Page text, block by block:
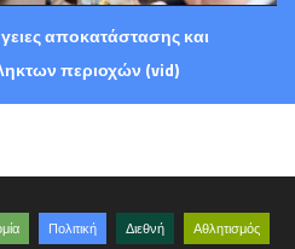
αποκατάστασης και
περιοχών (vid)
Πολιτική Διεθνή Αθλητισμός